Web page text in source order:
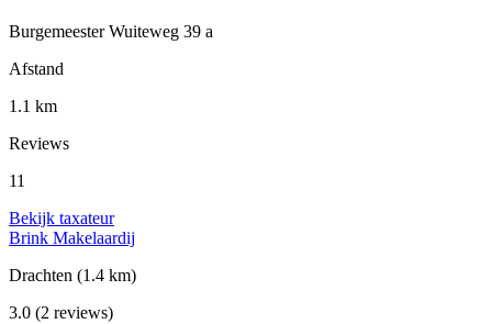
Burgemeester Wuiteweg 39 a
Afstand
1.1 km
Reviews
11
Bekijk taxateur
Brink Makelaardij
Drachten (1.4 km)
3.0 (2 reviews)